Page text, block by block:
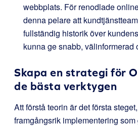
webbplats. För renodlade
denna pelare att
fullständig historik över
kunna ge snabb, välinformerad
Skapa en strategi för
de bästa verktygen
Att förstå teorin är det första
framgångsrik implementering